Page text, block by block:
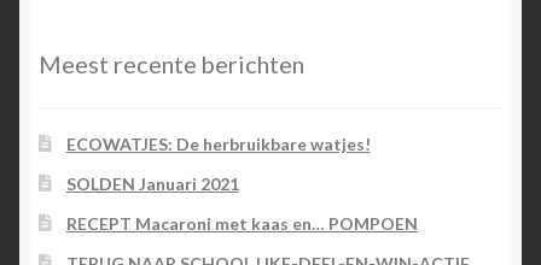
Meest recente berichten
ECOWATJES: De herbruikbare watjes!
SOLDEN Januari 2021
RECEPT Macaroni met kaas en… POMPOEN